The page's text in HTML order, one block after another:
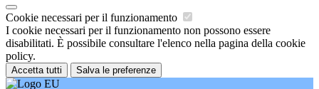
Cookie necessari per il funzionamento
I cookie necessari per il funzionamento non possono essere
disabilitati. È possibile consultare l'elenco nella pagina della cookie
policy.
Accetta tutti Salva le preferenze